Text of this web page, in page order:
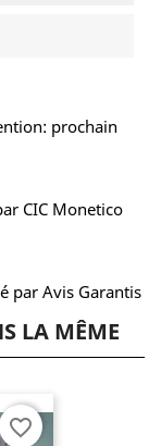
prochain
CIC Monetico
par Avis Garantis
LA MÊME
favorite_border